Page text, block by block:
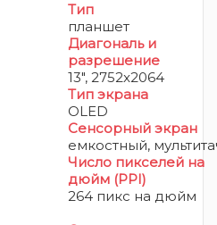
Тип
планшет
Диагональ и
разрешение
13", 2752x2064
Тип экрана
OLED
Сенсорный экран
емкостный,
Число пикселей на
дюйм (PPI)
264 пикс на дюйм